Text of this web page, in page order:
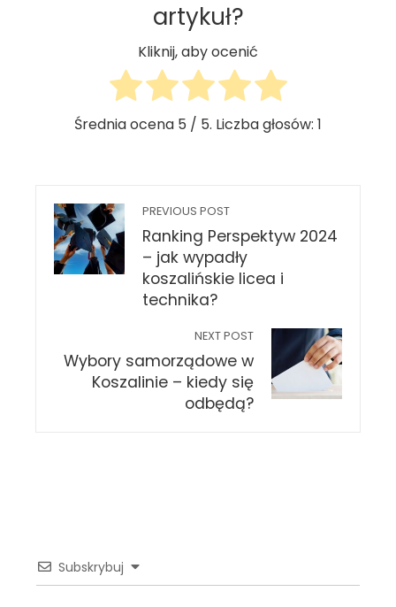
artykuł?
Kliknij, aby ocenić
Średnia ocena 5 / 5. Liczba głosów: 1
PREVIOUS POST
Ranking Perspektyw 2024
– jak wypadły
koszalińskie licea i
technika?
NEXT POST
Wybory samorządowe w
Koszalinie – kiedy się
odbędą?
Subskrybuj